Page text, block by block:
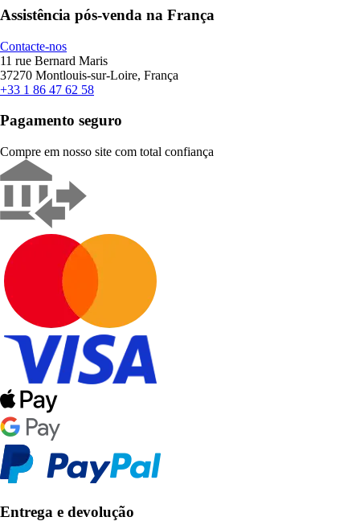
Assistência pós-venda na França
Contacte-nos
11 rue Bernard Maris
37270 Montlouis-sur-Loire, França
+33 1 86 47 62 58
Pagamento seguro
Compre em nosso site com total confiança
Entrega e devolução